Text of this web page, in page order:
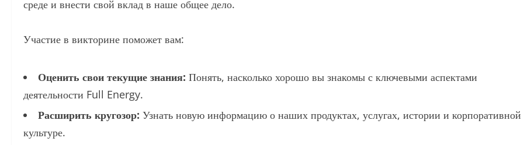
среде и внести свой вклад в наше общее дело.
Участие в викторине поможет вам:
Оценить свои текущие знания: Понять, насколько хорошо вы знакомы с ключевыми аспектами
деятельности Full Energy.
Расширить кругозор: Узнать новую информацию о наших продуктах, услугах, истории и корпоративной
культуре.